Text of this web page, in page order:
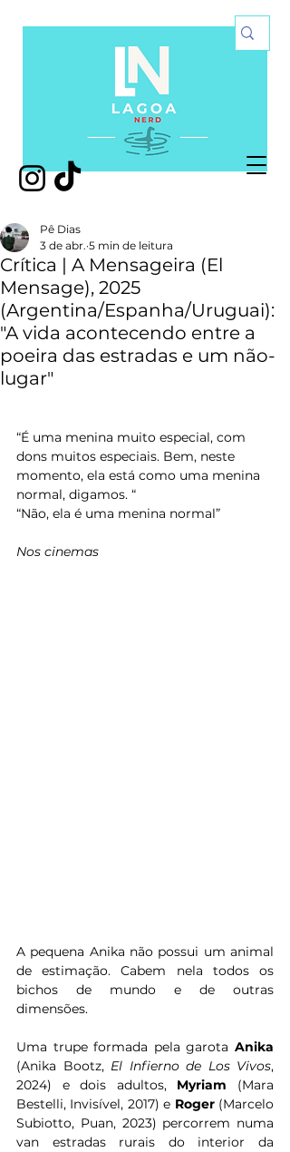
Crítica | A Mensageira (El
Mensage), 2025
(Argentina/Espanha/Uruguai):
"A vida acontecendo entre a
poeira das estradas e um não-
lugar"
Pê Dias
3 de abr. 5 min de leitura
“É uma menina muito especial, com
dons muitos especiais. Bem, neste
momento, ela está como uma menina
normal, digamos. “
“Não, ela é uma menina normal”
Nos cinemas
A pequena Anika não possui um animal
de estimação. Cabem nela todos os
bichos de mundo e de outras
dimensões.
Uma trupe formada pela garota Anika
(Anika Bootz, El Infierno de Los Vivos,
2024) e dois adultos, Myriam (Mara
Bestelli, Invisível, 2017) e Roger (Marcelo
Subiotto, Puan, 2023) percorrem numa
van estradas rurais do interior da